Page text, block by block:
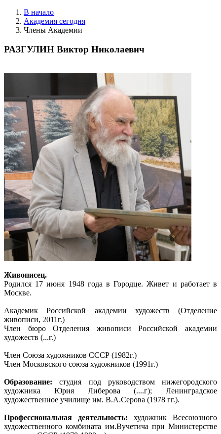
В начало
Академия сегодня
Члены Академии
РАЗГУЛИН Виктор Николаевич
Живописец.
Родился 17 июня 1948 года в Городце. Живет и работает в
Москве.
Академик Российской академии художеств (Отделение
живописи, 2011г.)
Член бюро Отделения живописи Российской академии
художеств (...г.)
Член Союза художников СССР (1982г.)
Член Московского союза художников (1991г.)
Образование:студия под руководством нижегородского
художника Юрия Либерова (....г); Ленинградское
художественное училище им. В.А.Серова (1978 гг.).
Профессиональная деятельность: художник Всесоюзного
художественного комбината им.Вучетича при Министерстве